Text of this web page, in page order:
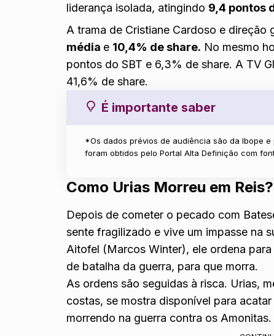
liderança isolada, atingindo 9,4 pontos
A trama de Cristiane Cardoso e direção
média e 10,4% de share. No mesmo
pontos do SBT e 6,3% de share. A TV
41,6% de share.
É importante saber
*Os dados prévios de audiência são da Ibope
foram obtidos pelo Portal Alta Definição com
Como Urias Morreu em Reis?
Depois de cometer o pecado com
sente fragilizado e vive um impasse na
Aitofel (Marcos Winter), ele ordena
de batalha da guerra, para que morra.
As ordens são seguidas à risca. Urias,
costas, se mostra disponível para
morrendo na guerra contra os Amonitas.